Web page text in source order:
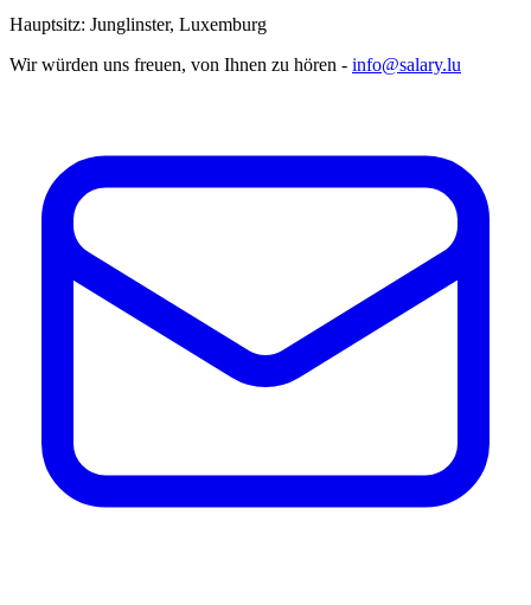
Hauptsitz: Junglinster, Luxemburg
Wir würden uns freuen, von Ihnen zu hören - info@salary.lu